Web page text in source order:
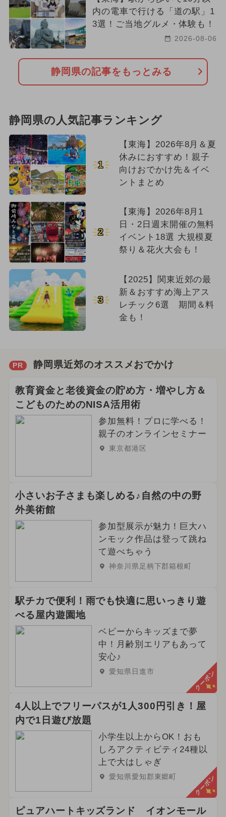
内の電車で行ける「道の駅」1
3選！ご当地グルメ・体験も！
2026-08-06
静岡県の記事をもっとみる
静岡県の人気記事ランキング
1
【東海】2026年8月＆夏
休みにおすすめ！親子
向けおでかけ先＆イベ
ントまとめ
2
【東海】2026年8月1
日・2日週末開催の無料
イベント18選 大規模夏
祭り＆花火大会も！
3
【2025】関東近郊の最
新＆おすすめ海上アス
レチック6選 期間＆料
金も！
PR 静岡県近郊のオススメおでかけ
教育資金と老後資金の貯め方・増やし方＆
こどものためのNISA活用術
参加無料！プロに学べる！
親子のオンラインセミナー
東京都港区
小さいお子さまも楽しめる♪自然の中の野
外美術館
参加型展示が魅力！巨大ハ
ンモック作品は登って跳ね
て遊べちゃう
神奈川県足柄下郡箱根町
駅チカで便利！雨でも快適に思いっきり遊
べる屋内遊園地
ベビーからキッズまで夢
中！月齢別エリアもあって
安心♪
愛知県日進市 クーポン
4人以上でフリーパスが1人300円引き！屋
内で1日遊び放題
小学生以上からOK！おも
しろアクティビティ24種以
上で大はしゃぎ
愛知県愛知郡東郷町 クーポン
ピュアハートキッズランド イオンモール